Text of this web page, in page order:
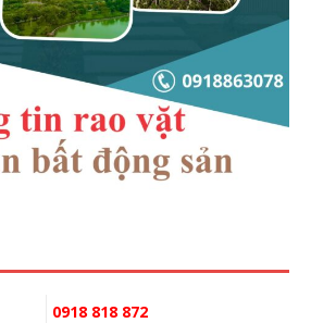
0918 818 872